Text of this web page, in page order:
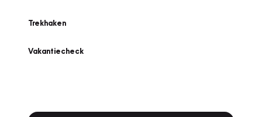
Trekhaken
Vakantiecheck